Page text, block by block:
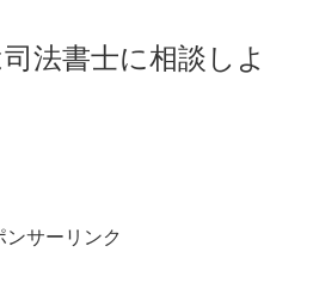
法書士に相談しよ
ンサーリンク